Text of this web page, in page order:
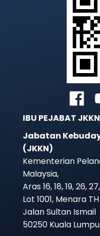
IBU PEJABAT JKKN
Jabatan
(JKKN)
Kementerian
Malaysia,
Aras 16, 18, 19, 26,
Lot 1001, Menara
Jalan Sultan Ismail
50250 Kuala